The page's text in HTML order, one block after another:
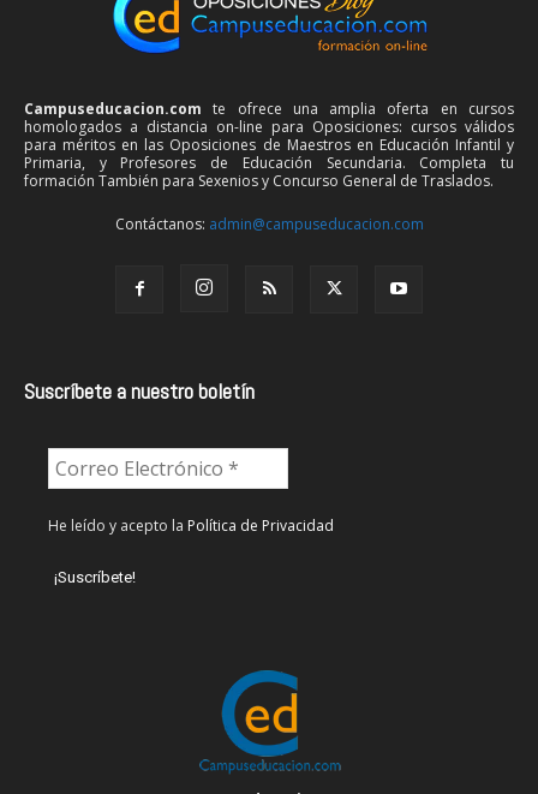
Campuseducacion.com te ofrece una amplia oferta en cursos
homologados a distancia on-line para Oposiciones: cursos válidos
para méritos en las Oposiciones de Maestros en Educación Infantil y
Primaria, y Profesores de Educación Secundaria. Completa tu
formación También para Sexenios y Concurso General de Traslados.
Contáctanos: admin@campuseducacion.com
Suscríbete a nuestro boletín
He leído y acepto la Política de Privacidad